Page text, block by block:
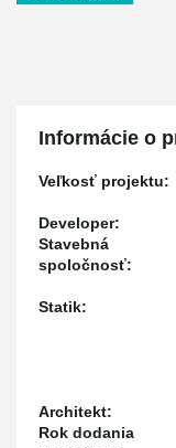
Informácie o
Veľkosť projektu:
Developer:
Stavebná
spoločnosť:
Statik:
Architekt:
Rok dodania